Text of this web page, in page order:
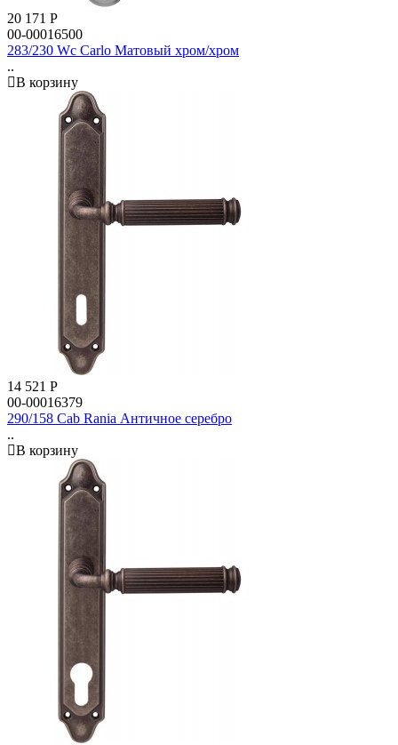
20 171 Р
00-00016500
283/230 Wc Carlo Матовый хром/хром
..
В корзину
14 521 Р
00-00016379
290/158 Cab Rania Античное серебро
..
В корзину